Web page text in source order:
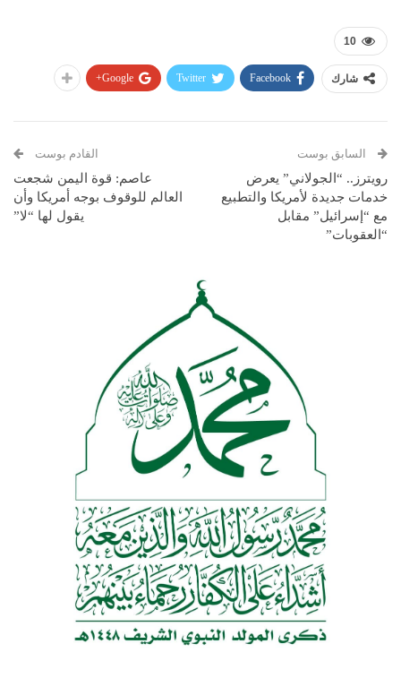
10
شارك Facebook
Twitter
Google+
السابق بوست
رويترز.. “الجولاني” يعرض
خدمات جديدة لأمريكا والتطبيع
مع “إسرائيل” مقابل
“العقوبات”
القادم بوست
عاصم: قوة اليمن شجعت
العالم للوقوف بوجه أمريكا وأن
يقول لها “لا”